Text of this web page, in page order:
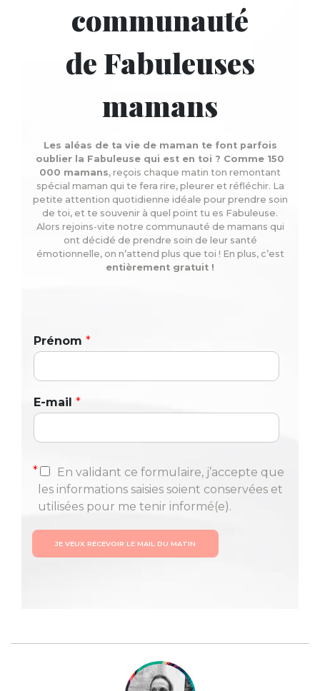
communauté
de Fabuleuses
mamans
Les aléas de ta vie de maman te font parfois
oublier la Fabuleuse qui est en toi ? Comme 150
000 mamans, reçois chaque matin ton remontant
spécial maman qui te fera rire, pleurer et réfléchir. La
petite attention quotidienne idéale pour prendre soin
de toi, et te souvenir à quel point tu es Fabuleuse.
Alors rejoins-vite notre communauté de mamans qui
ont décidé de prendre soin de leur santé
émotionnelle, on n’attend plus que toi ! En plus, c’est
entièrement gratuit !
Prénom *
E-mail *
*
En validant ce formulaire, j’accepte que
les informations saisies soient conservées et
utilisées pour me tenir informé(e).
JE VEUX RECEVOIR LE MAIL DU MATIN